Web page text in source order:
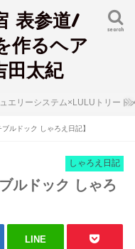
表参道/
作るヘア
田太紀
search
エリーシステム×LULUトリート
ルドック しゃろえ日記】
しゃろえ日記
ルドック しゃろ
LINE